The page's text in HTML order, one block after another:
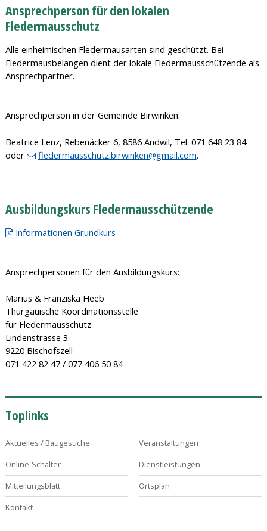
Ansprechperson für den lokalen
Fledermausschutz
Alle einheimischen Fledermausarten sind geschützt. Bei
Fledermausbelangen dient der lokale Fledermausschützende als
Ansprechpartner.
Ansprechperson in der Gemeinde Birwinken:
Beatrice Lenz, Rebenäcker 6, 8586 Andwil, Tel. 071 648 23 84
oder
fledermausschutz.birwinken@gmail.com.
Ausbildungskurs Fledermausschützende
Informationen Grundkurs
Ansprechpersonen für den Ausbildungskurs:
Marius & Franziska Heeb
Thurgauische Koordinationsstelle
für Fledermausschutz
Lindenstrasse 3
9220 Bischofszell
071 422 82 47 / 077 406 50 84
Toplinks
Aktuelles / Baugesuche
Veranstaltungen
Online-Schalter
Dienstleistungen
Mitteilungsblatt
Ortsplan
Kontakt